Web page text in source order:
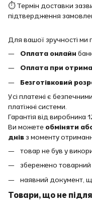
⏱ Термін доставки
підтвердження
Для вашої зручності ми
Оплата онлайн
Оплата при
Безготівковий
Усі платежі є
платіжні системи.
Гарантія від виробника
Ви можете обміняти
днівз моменту
товар не був у
збережено
наявний документ,
Товари, що не